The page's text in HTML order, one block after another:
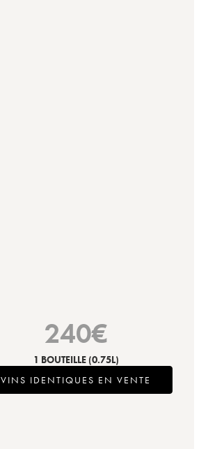
240€
1 BOUTEILLE (0.75L)
VINS IDENTIQUES EN VENTE